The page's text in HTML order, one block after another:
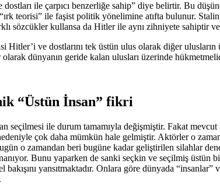
ile çarpıcı benzerliğe sahip” diye belirtir. Bu
teorisi” ile faşist politik yönelimine atıfta bulunur.
sözcükler kullansa da Hitler ile aynı zihniyete sahiptir
Hitler’i ve dostlarını tek üstün ulus olarak diğer
dünyanın geride kalan ulusları üzerinde
“Üstün İnsan” fikri
seçilmesi ile durum tamamıyla değişmiştir. Fakat
nedeniyle çok daha mümkün hale gelmiştir. Aktörler o
o zamandan beri bugüne kadar geliştirilen silahlar
Bunu yaparken de sanki seçkin ve seçilmiş üstün
yansıtmaktadır. Onlara göre dünyada